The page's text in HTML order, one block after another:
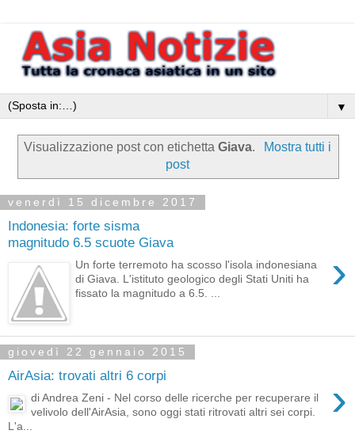
▼
Visualizzazione post con etichettaGiava.
Mostra tutti i
post
venerdì 15 dicembre 2017
Indonesia: forte sisma
magnitudo 6.5 scuote Giava
›
Un forte terremoto ha scosso l'isola indonesiana
di Giava. L'istituto geologico degli Stati Uniti ha
fissato la magnitudo a 6.5. ...
giovedì 22 gennaio 2015
AirAsia: trovati altri 6 corpi ›
di Andrea Zeni - Nel corso delle ricerche per recuperare il
velivolo dell'AirAsia, sono oggi stati ritrovati altri sei corpi.
L'a...